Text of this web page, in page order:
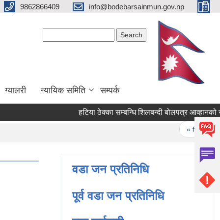
9862866409 info@bodebarsainmun.gov.np
ग्यालरी न्यायिक समिति सम्पर्क
हटिया ठेक्का सम्बन्धि शिलबन्दी बोलपत्र आव्हानको
« first ‹
वडा जन प्रतिनिधि
पूर्व वडा जन प्रतिनिधि